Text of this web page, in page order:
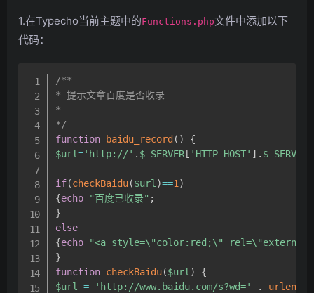
1.在Typecho当前主题中的Functions.php文件中添加以下
代码：
/**
* 提示文章百度是否收录
*
*/
function
baidu_record ( )
{
$url='http://' . $_SERVER [ 'HTTP_HOST' ] . $_SERVER
if(checkBaidu($url )==1 )
{echo "百度已收录" ;
}
else
{echo
"<a style=\"color:red;\" rel=\"external
}
function checkBaidu($url )
{
$url
= 'http://www.baidu.com/s?wd=' .